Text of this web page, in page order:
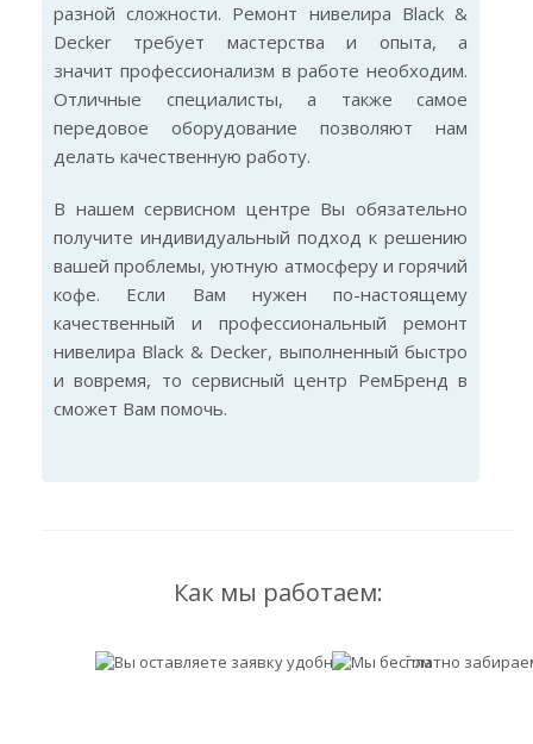
разной сложности. Ремонт нивелира Black &
Decker требует мастерства и опыта, а
значит профессионализм в работе необходим.
Отличные специалисты, а также самое
передовое оборудование позволяют нам
делать качественную работу.
В нашем сервисном центре Вы обязательно
получите индивидуальный подход к решению
вашей проблемы, уютную атмосферу и горячий
кофе. Если Вам нужен по-настоящему
качественный и профессиональный ремонт
нивелира Black & Decker, выполненный быстро
и вовремя, то сервисный центр РемБренд в
сможет Вам помочь.
Как мы работаем: